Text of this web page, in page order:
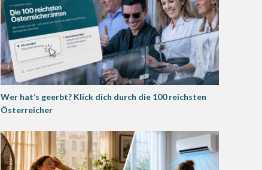
Wer hat’s geerbt? Klick dich durch die 100 reichsten
Österreicher